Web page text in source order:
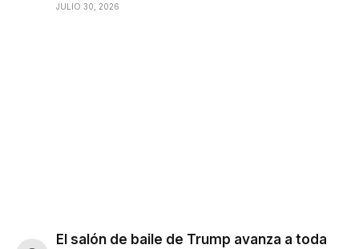
JULIO 30, 2026
El salón de baile de Trump avanza a toda